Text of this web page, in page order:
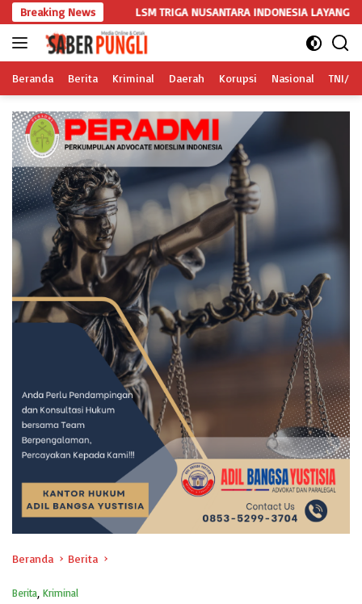
Langsung
ke
konten
Breaking News
LSM TRIGA NUSANTARA INDONESIA LAYANGKAN SOMASI KEDUA
Beranda Berita Kriminal Daerah Korupsi Nasional TNI/
Beranda Berita
Berita Kriminal